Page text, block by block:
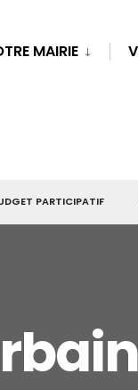
MAIRIE
PARTICIPATIF